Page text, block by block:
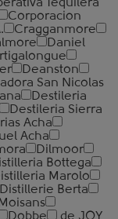
Tequilera
Corporacion
Cragganmore
Daniel
Deanston
San Nicolas
Destileria
Destileria Sierra
Acha
Acha
Dilmoor
Bottega
Marolo
Distillerie Berta